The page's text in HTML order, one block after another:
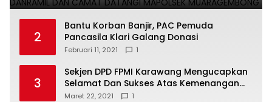
2
Bantu Korban Banjir, PAC Pemuda
Pancasila Klari Galang Donasi
Februari 11, 2021 1
3
Sekjen DPD FPMI Karawang Mengucapkan
Selamat Dan Sukses Atas Kemenangan
Calon Kades Dayeuhluhur H.Sapin
Maret 22, 2021 1